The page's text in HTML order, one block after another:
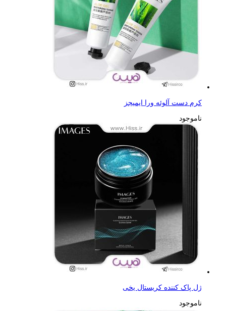
کرم دست آلوئه ورا ایمیجز
ناموجود
ژل پاک کننده کریستال یخی
ناموجود